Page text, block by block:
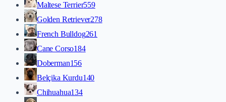
Maltese Terrier559
Golden Retriever278
French Bulldog261
Cane Corso184
Doberman156
Belçika Kurdu140
Chihuahua134